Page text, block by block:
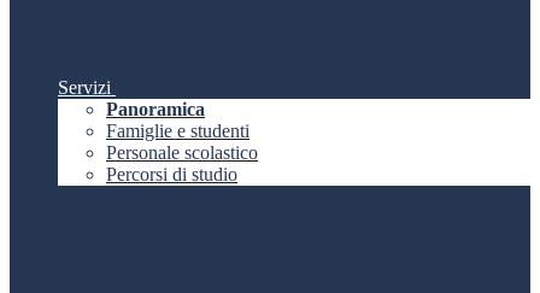
Servizi
Panoramica
Famiglie e studenti
Personale scolastico
Percorsi di studio